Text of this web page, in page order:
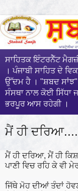
ਸਾਹਿਤਕ ਇੰਟਰਨੈੱਟ
। ਪੰਜਾਬੀ ਸਾਹਿਤ ਦੇ
ਉੱਦਮ ਹੈ । "ਸ਼ਬਦ ਸਾਂਝ"
ਸੰਸਥਾ ਨਾਲ ਕੋਈ ਸਿੱਧਾ
ਭਰਪੂਰ ਆਸ ਰਹੇਗੀ ।
ਮੈਂ ਹੀ
ਮੈਂ ਹੀ ਦਰਿਆ, ਮੈਂ ਹੀ
ਪਾਣੀ ਵਿਚ ਰਹਿ ਕੇ ਵੀ
ਜਿੱਥੇ ਮੋਹ ਦੀਆਂ ਤੰਦਾਂ